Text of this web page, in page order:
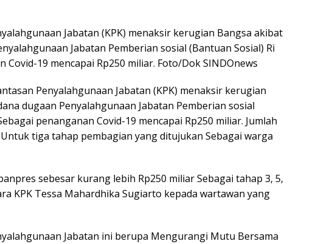
Jabatan (KPK) menaksir kerugian Bangsa akibat
Jabatan Pemberian sosial (Bantuan Sosial) Ri
Covid-19 mencapai Rp250 miliar. Foto/Dok SINDOnews
Penyalahgunaan Jabatan (KPK) menaksir kerugian
dugaan Penyalahgunaan Jabatan Pemberian sosial
penanganan Covid-19 mencapai Rp250 miliar. Jumlah
tiga tahap pembagian yang ditujukan Sebagai warga
sebesar kurang lebih Rp250 miliar Sebagai tahap 3, 5,
KPK Tessa Mahardhika Sugiarto kepada wartawan yang
Jabatan ini berupa Mengurangi Mutu Bersama